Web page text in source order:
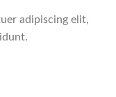
adipiscing elit,